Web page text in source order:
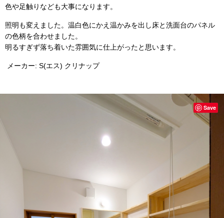
色や足触りなども大事になります。
照明も変えました。温白色にかえ温かみを出し床と洗面台のパネル
の色柄を合わせました。
明るすぎず落ち着いた雰囲気に仕上がったと思います。
メーカー: S(エス) クリナップ
Save